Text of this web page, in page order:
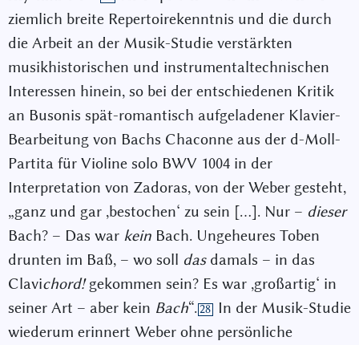
ziemlich breite Repertoirekenntnis und die durch
die Arbeit an der Musik-Studie verstärkten
musikhistorischen und instrumentaltechnischen
Interessen hinein, so bei der entschiedenen Kritik
an Busonis spät-romantisch aufgeladener Klavier-
Bearbeitung von Bachs Chaconne aus der d-Moll-
Partita für Violine solo BWV 1004 in der
Interpretation von Zadoras, von der Weber gesteht,
„ganz und gar ,bestochen‘ zu sein […]. Nur – dieser
Bach? – Das war kein Bach. Ungeheures Toben
drunten im Baß, – wo soll dasdamals – in das
Clavichord!gekommen sein? Es war ,großartig‘ in
seiner Art – aber kein Bach“.28
In der Musik-Studie
wiederum erinnert Weber ohne persönliche